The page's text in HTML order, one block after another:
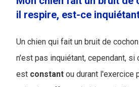
il respire, est-ce
Un chien qui fait un bruit de cochon
n'est pas inquiétant, cependant, si
est constant ou durant l'exercice